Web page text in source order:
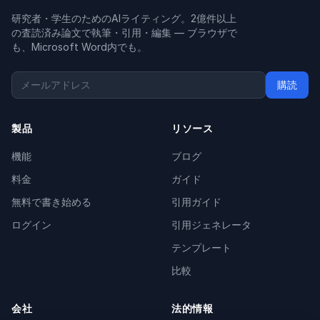
研究者・学生のためのAIライティング。2億件以上
の査読済み論文で執筆・引用・編集 — ブラウザで
も、Microsoft Word内でも。
購読
製品
機能
料金
無料で書き始める
ログイン
リソース
ブログ
ガイド
引用ガイド
引用ジェネレータ
テンプレート
比較
会社 法的情報